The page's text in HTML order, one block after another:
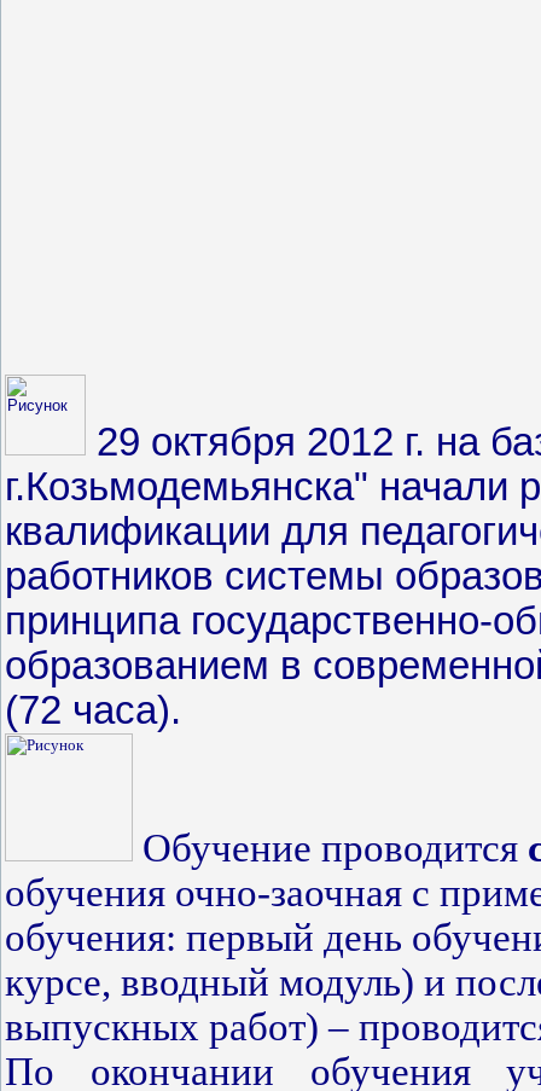
29 октября 2012 г. на
г.Козьмодемьянска" начали
квалификации для
работников системы
принципа государственно-
образованием в
(72 часа).
Обучение проводится
обучения очно-заочная с
обучения: первый день
курсе, вводный модуль) и
выпускных работ) –
По окончании обучения